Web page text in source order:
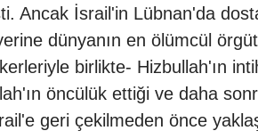
Ancak İsrail'in Lübnan'da
dünyanın en ölümcül
birlikte- Hizbullah'ın
öncülük ettiği ve daha
geri çekilmeden önce